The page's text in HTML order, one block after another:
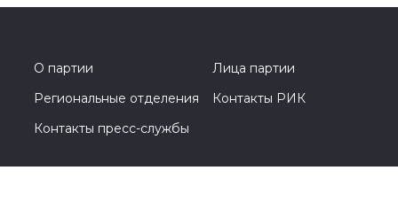
О партии
Лица партии
Региональные отделения
Контакты РИК
Контакты пресс-службы